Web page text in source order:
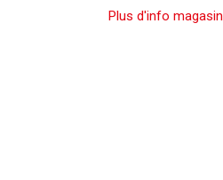
Plus d'info magasin